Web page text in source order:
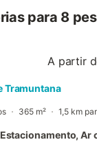
para 8
A partir
Tramuntana
365 m² 1,5 km
Ar